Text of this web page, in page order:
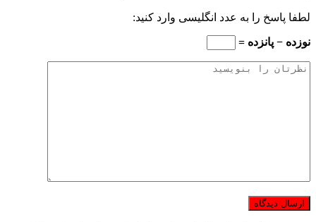
لطفا پاسخ را به عدد انگلیسی وارد کنید:
نوزده − پانزده =